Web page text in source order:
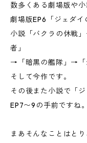
数多くある劇場版や
劇場版EP6「ジェダイ
小説「バクラの休戦
者」
→「暗黒の艦隊」→「
そして今作です。
その後また小説で「
EP7〜9の手前ですね。
まあそんなことはと